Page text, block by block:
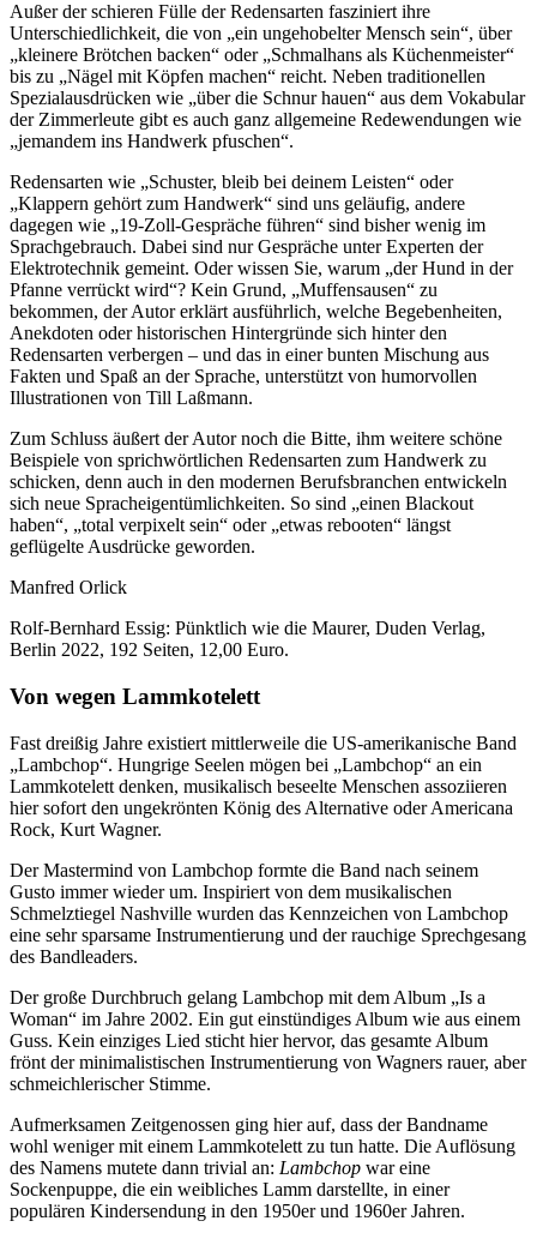
Außer der schieren Fülle der Redensarten fasziniert ihre
Unterschiedlichkeit, die von „ein ungehobelter Mensch sein“, über
„kleinere Brötchen backen“ oder „Schmalhans als Küchenmeister“
bis zu „Nägel mit Köpfen machen“ reicht. Neben traditionellen
Spezialausdrücken wie „über die Schnur hauen“ aus dem Vokabular
der Zimmerleute gibt es auch ganz allgemeine Redewendungen wie
„jemandem ins Handwerk pfuschen“.
Redensarten wie „Schuster, bleib bei deinem Leisten“ oder
„Klappern gehört zum Handwerk“ sind uns geläufig, andere
dagegen wie „19-Zoll-Gespräche führen“ sind bisher wenig im
Sprachgebrauch. Dabei sind nur Gespräche unter Experten der
Elektrotechnik gemeint. Oder wissen Sie, warum „der Hund in der
Pfanne verrückt wird“? Kein Grund, „Muffensausen“ zu
bekommen, der Autor erklärt ausführlich, welche Begebenheiten,
Anekdoten oder historischen Hintergründe sich hinter den
Redensarten verbergen – und das in einer bunten Mischung aus
Fakten und Spaß an der Sprache, unterstützt von humorvollen
Illustrationen von Till Laßmann.
Zum Schluss äußert der Autor noch die Bitte, ihm weitere schöne
Beispiele von sprichwörtlichen Redensarten zum Handwerk zu
schicken, denn auch in den modernen Berufsbranchen entwickeln
sich neue Spracheigentümlichkeiten. So sind „einen Blackout
haben“, „total verpixelt sein“ oder „etwas rebooten“ längst
geflügelte Ausdrücke geworden.
Manfred Orlick
Rolf-Bernhard Essig: Pünktlich wie die Maurer, Duden Verlag,
Berlin 2022, 192 Seiten, 12,00 Euro.
Von wegen Lammkotelett
Fast dreißig Jahre existiert mittlerweile die US-amerikanische Band
„Lambchop“. Hungrige Seelen mögen bei „Lambchop“ an ein
Lammkotelett denken, musikalisch beseelte Menschen assoziieren
hier sofort den ungekrönten König des Alternative oder Americana
Rock, Kurt Wagner.
Der Mastermind von Lambchop formte die Band nach seinem
Gusto immer wieder um. Inspiriert von dem musikalischen
Schmelztiegel Nashville wurden das Kennzeichen von Lambchop
eine sehr sparsame Instrumentierung und der rauchige Sprechgesang
des Bandleaders.
Der große Durchbruch gelang Lambchop mit dem Album „Is a
Woman“ im Jahre 2002. Ein gut einstündiges Album wie aus einem
Guss. Kein einziges Lied sticht hier hervor, das gesamte Album
frönt der minimalistischen Instrumentierung von Wagners rauer, aber
schmeichlerischer Stimme.
Aufmerksamen Zeitgenossen ging hier auf, dass der Bandname
wohl weniger mit einem Lammkotelett zu tun hatte. Die Auflösung
des Namens mutete dann trivial an: Lambchop war eine
Sockenpuppe, die ein weibliches Lamm darstellte, in einer
populären Kindersendung in den 1950er und 1960er Jahren.